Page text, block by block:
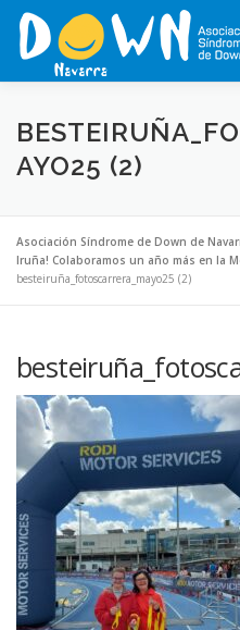
Saltar
contenido
INICIO CONÓCENOS
ACTUALIDAD
TEJIENDO REDES, RED
COLABORA
AYO25 (2)
Asociación Síndrome de Down de
Iruña! Colaboramos un año más en la
besteiruña_fotoscarrera_mayo25 (2)